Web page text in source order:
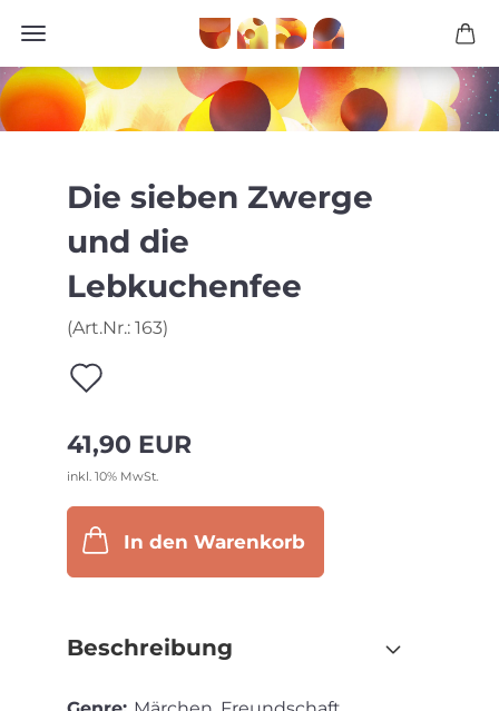
Die sieben Zwerge
und die
Lebkuchenfee
(Art.Nr.: 163)
Merkzettel
41,90 EUR
inkl. 10% MwSt.
In den Warenkorb
Beschreibung